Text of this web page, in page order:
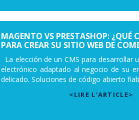
MAGENTO VS PRESTASHOP: ¿QUÉ
PARA CREAR SU SITIO WEB DE
La elección de un CMS para desarrollar
electrónico adaptado al negocio de su
delicado. Soluciones de código abierto
<LIRE L’ARTICLE>